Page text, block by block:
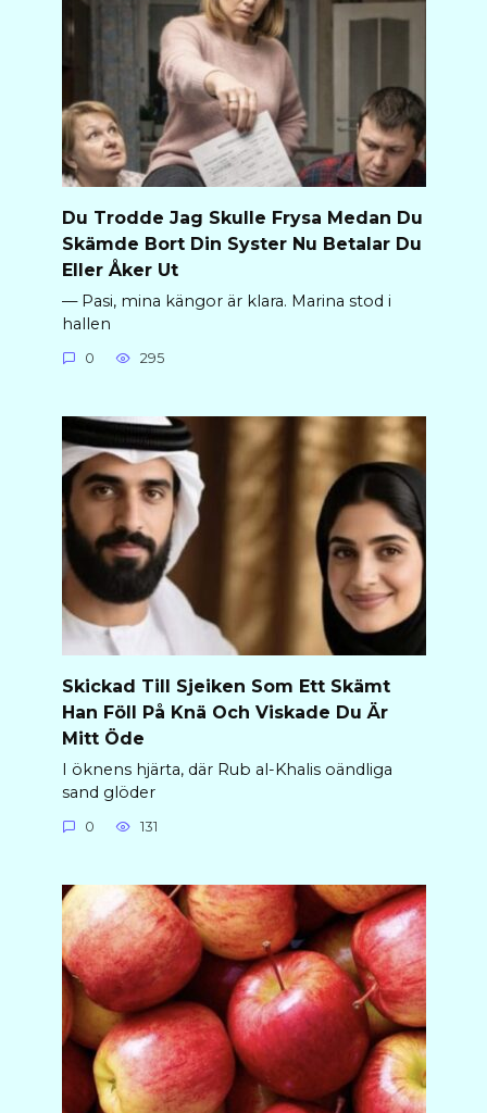
Du Trodde Jag Skulle Frysa Medan Du
Skämde Bort Din Syster Nu Betalar Du
Eller Åker Ut
— Pasi, mina kängor är klara. Marina stod i
hallen
0 295
Skickad Till Sjeiken Som Ett Skämt
Han Föll På Knä Och Viskade Du Är
Mitt Öde
I öknens hjärta, där Rub al-Khalis oändliga
sand glöder
0 131